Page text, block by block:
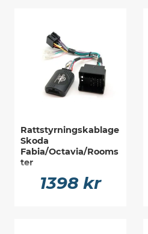
Rattstyrningskablage
Skoda
Fabia/Octavia/Rooms
ter
1398 kr